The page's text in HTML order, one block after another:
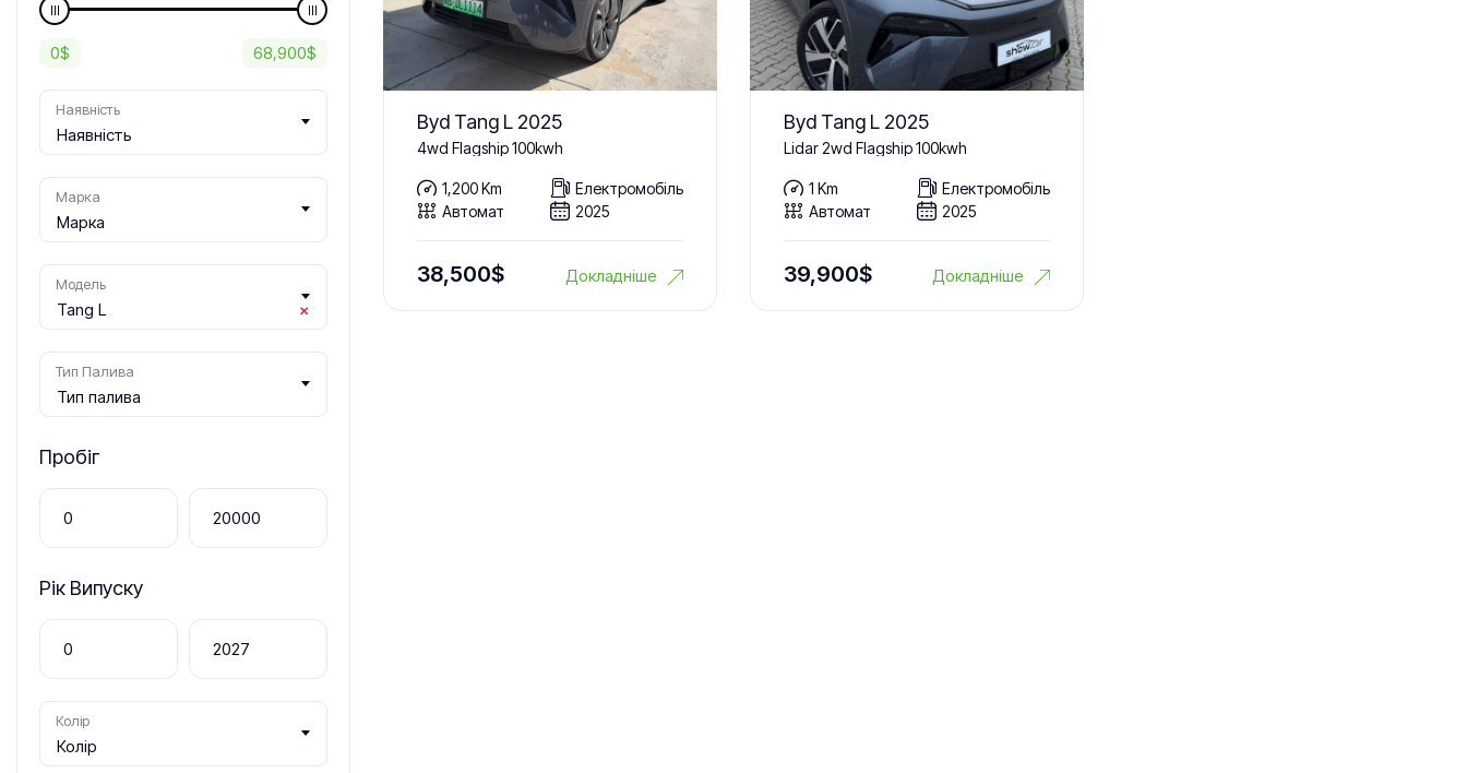
0$ 68,900$
Наявність
Наявність
Марка
Марка
Модель
×
Tang L
Тип Палива
Тип палива
Пробіг
Рік Випуску
Колір
Колір
Byd Tang L 2025
4wd Flagship 100kwh
1,200 Km
Електромобіль
Автомат
2025
38,500$ Докладніше
Byd Tang L 2025
Lidar 2wd Flagship 100kwh
1 Km
Електромобіль
Автомат
2025
39,900$ Докладніше